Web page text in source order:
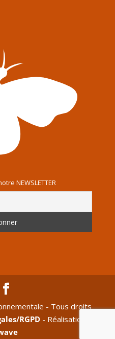
NEWSLETTER
- Tous droits
RGPD - Réalisation :